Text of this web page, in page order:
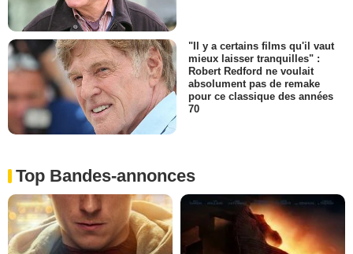
"Il y a certains films qu'il vaut
mieux laisser tranquilles" :
Robert Redford ne voulait
absolument pas de remake
pour ce classique des années
70
Top Bandes-annonces